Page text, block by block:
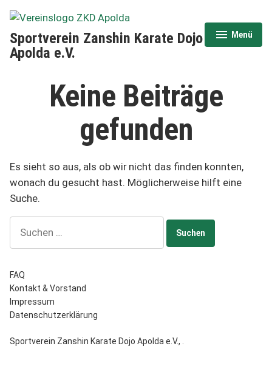
Inhalt
springen
Sportverein Zanshin Karate Dojo
Apolda e.V.
Menü
aufgeklappt
zugeklappt
Keine Beiträge
gefunden
Es sieht so aus, als ob wir nicht das finden konnten,
wonach du gesucht hast. Möglicherweise hilft eine
Suche.
nach:
FAQ
Kontakt & Vorstand
Impressum
Datenschutz­erklärung
Sportverein Zanshin Karate Dojo Apolda e.V.,